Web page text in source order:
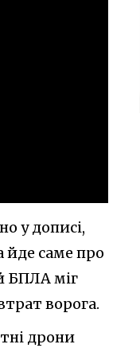
у дописі,
йде саме про
БПЛА міг
ворога.
дрони